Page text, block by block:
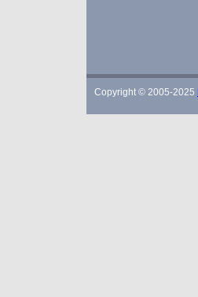
Copyright © 2005-2025